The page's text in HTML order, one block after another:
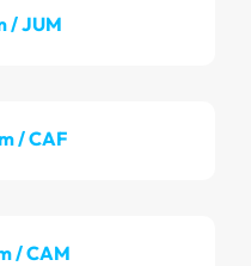
/ JUM
/ CAF
/ CAM